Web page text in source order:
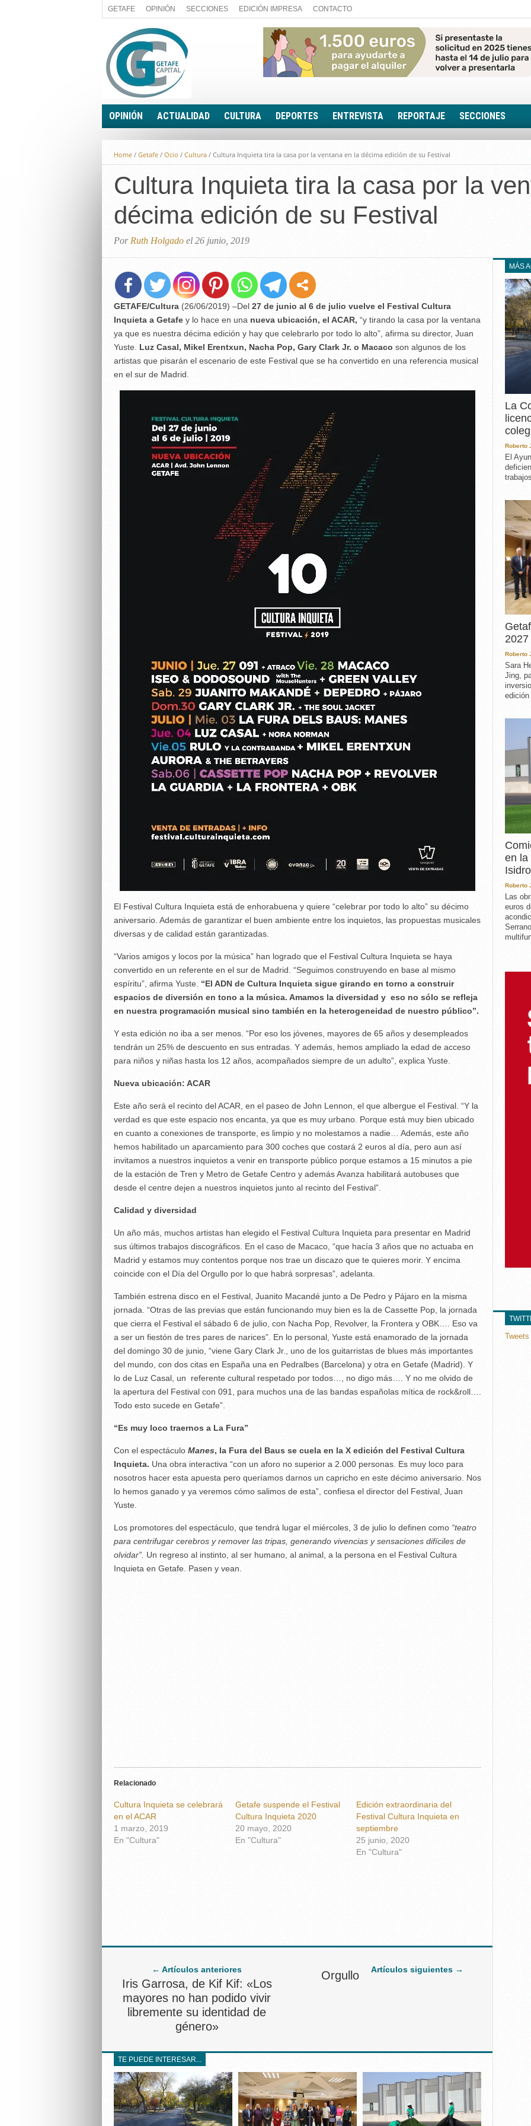
GETAFE OPINIÓN SECCIONES EDICIÓN IMPRESA CONTACTO
OPINIÓN
A FIN DE CUENTAS
PALABRA DE CONCEJAL
LA PIEDRA DE SÍSIFO
EL SACAPUNTAS
TODAS LAS BANDERAS
ROTAS
ACTUALIDAD
POLÍTICA
ECONOMÍA
BREVES
CULTURA DEPORTES ENTREVISTA REPORTAJE SECCIONES
FOTONOTICIA
LOOK TOTAL
RINCÓN
LA VOZ DE LA
EXPERIENCIA
IN MEMORIAM
MEMORIA
UN MINUTO EN EL
MUSEO
Home / Getafe / Ocio / Cultura / Cultura Inquieta tira la casa por la ventana en la décima edición de su Festival
Cultura Inquieta tira la casa por la
décima edición de su Festival
Por Ruth Holgado el 26 junio, 2019
GETAFE/Cultura (26/06/2019) –Del 27 de junio al 6 de julio vuelve el Festival Cultura
Inquieta a Getafe y lo hace en una nueva ubicación, el ACAR, “y tirando la casa por la ventana
ya que es nuestra décima edición y hay que celebrarlo por todo lo alto”, afirma su director, Juan
Yuste. Luz Casal, Mikel Erentxun, Nacha Pop, Gary Clark Jr. o Macaco son algunos de los
artistas que pisarán el escenario de este Festival que se ha convertido en una referencia musical
en el sur de Madrid.
El Festival Cultura Inquieta está de enhorabuena y quiere “celebrar por todo lo alto” su décimo
aniversario. Además de garantizar el buen ambiente entre los inquietos, las propuestas musicales
diversas y de calidad están garantizadas.
“Varios amigos y locos por la música” han logrado que el Festival Cultura Inquieta se haya
convertido en un referente en el sur de Madrid. “Seguimos construyendo en base al mismo
espíritu”, afirma Yuste. “El ADN de Cultura Inquieta sigue girando en torno a construir
espacios de diversión en tono a la música. Amamos la diversidad y eso no sólo se refleja
en nuestra programación musical sino también en la heterogeneidad de nuestro público”.
Y esta edición no iba a ser menos. “Por eso los jóvenes, mayores de 65 años y desempleados
tendrán un 25% de descuento en sus entradas. Y además, hemos ampliado la edad de acceso
para niños y niñas hasta los 12 años, acompañados siempre de un adulto”, explica Yuste.
Nueva ubicación: ACAR
Este año será el recinto del ACAR, en el paseo de John Lennon, el que albergue el Festival. “Y la
verdad es que este espacio nos encanta, ya que es muy urbano. Porque está muy bien ubicado
en cuanto a conexiones de transporte, es limpio y no molestamos a nadie… Además, este año
hemos habilitado un aparcamiento para 300 coches que costará 2 euros al día, pero aun así
invitamos a nuestros inquietos a venir en transporte público porque estamos a 15 minutos a pie
de la estación de Tren y Metro de Getafe Centro y además Avanza habilitará autobuses que
desde el centre dejen a nuestros inquietos junto al recinto del Festival”.
Calidad y diversidad
Un año más, muchos artistas han elegido el Festival Cultura Inquieta para presentar en Madrid
sus últimos trabajos discográficos. En el caso de Macaco, “que hacía 3 años que no actuaba en
Madrid y estamos muy contentos porque nos trae un discazo que te quieres morir. Y encima
coincide con el Día del Orgullo por lo que habrá sorpresas”, adelanta.
También estrena disco en el Festival, Juanito Macandé junto a De Pedro y Pájaro en la misma
jornada. “Otras de las previas que están funcionando muy bien es la de Cassette Pop, la jornada
que cierra el Festival el sábado 6 de julio, con Nacha Pop, Revolver, la Frontera y OBK…. Eso va
a ser un fiestón de tres pares de narices”. En lo personal, Yuste está enamorado de la jornada
del domingo 30 de junio, “viene Gary Clark Jr., uno de los guitarristas de blues más importantes
del mundo, con dos citas en España una en Pedralbes (Barcelona) y otra en Getafe (Madrid). Y
lo de Luz Casal, un referente cultural respetado por todos…, no digo más…. Y no me olvido de
la apertura del Festival con 091, para muchos una de las bandas españolas mítica de rock&roll….
Todo esto sucede en Getafe”.
“Es muy loco traernos a La Fura”
Con el espectáculo Manes, la Fura del Baus se cuela en la X edición del Festival Cultura
Inquieta. Una obra interactiva “con un aforo no superior a 2.000 personas. Es muy loco para
nosotros hacer esta apuesta pero queríamos darnos un capricho en este décimo aniversario. Nos
lo hemos ganado y ya veremos cómo salimos de esta”, confiesa el director del Festival, Juan
Yuste.
Los promotores del espectáculo, que tendrá lugar el miércoles, 3 de julio lo definen como “teatro
para centrifugar cerebros y remover las tripas, generando vivencias y sensaciones difíciles de
olvidar” Un regreso al instinto, al ser humano, al animal, a la persona en el Festival Cultura
Inquieta en Getafe. Pasen y vean.
Relacionado
Cultura Inquieta se celebrará
en el ACAR
1 marzo, 2019
En "Cultura"
Getafe suspende el Festival
Cultura Inquieta 2020
20 mayo, 2020
En "Cultura"
Edición extraordinaria del
Festival Cultura Inquieta en
septiembre
25 junio, 2020
En "Cultura"
← Artículos anteriores
Iris Garrosa, de Kif Kif: «Los
mayores no han podido vivir
libremente su identidad de
género»
Artículos siguientes →
Orgullo
TE PUEDE INTERESAR...
MÁS
La
Roberto
El
2027
Roberto
Sara
Jing,
en la
Isidro
Roberto
Las
euros